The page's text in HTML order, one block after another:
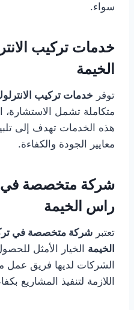
سواء.
خدمات تركيب
الخيمة
توفر خدمات تركيب
متكاملة تشمل الاستشارة،
هذه الخدمات تهدف إلى
معايير الجودة والكفاءة.
شركة متخصصة في
راس الخيمة
تعتبر شركة متخصصة في
الخيمة الخيار الأمثل
الشركات لديها فريق عمل
اللازمة لتنفيذ المشاريع